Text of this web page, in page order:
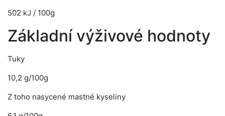
502 kJ / 100g
Základní výživové hodnoty
Tuky
10,2 g/100g
Z toho nasycené mastné kyseliny